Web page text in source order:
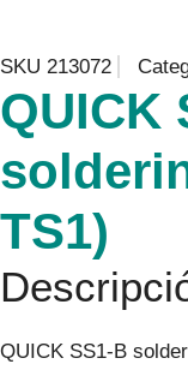
SKU 213072
QUICK
TS1)
QUICK SS1-B